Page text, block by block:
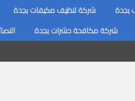
بجدة شركة تنظيف مكيفات بجدة
شركة مكافحة حشرات بجدة